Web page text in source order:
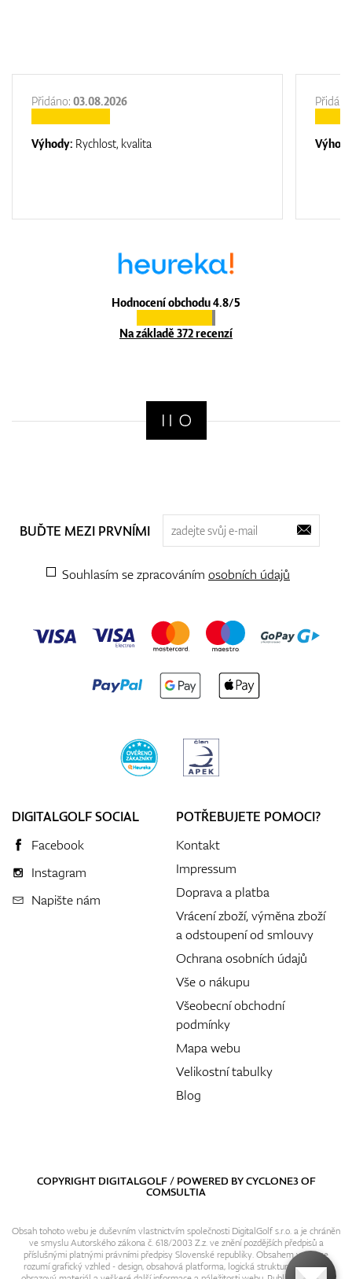
Hodnocení obchodu 4.8/5
Na základě 372 recenzí
Přidáno: 03.08.2026
Výhody: Rychlost, kvalita
BUĎTE MEZI PRVNÍMI
Souhlasím se zpracováním osobních údajů
DIGITALGOLF SOCIAL
Facebook
Instagram
Napište nám
POTŘEBUJETE POMOCI?
Kontakt
Impressum
Doprava a platba
Vrácení zboží, výměna zboží
a odstoupení od smlouvy
Ochrana osobních údajů
Vše o nákupu
Všeobecní obchodní
podmínky
Mapa webu
Velikostní tabulky
Blog
COPYRIGHT DIGITALGOLF / POWERED BYCYCLONE3OF
COMSULTIA
Obsah tohoto webu je duševním vlastnictvím společnosti DigitalGolf s.r.o. a je chráněn
ve smyslu Autorského zákona č. 618/2003 Z.z. ve znění pozdějších předpisů a
příslušnými platnými právními předpisy Slovenské republiky. Obsahem webu se
rozumí grafický vzhled - design, obsahová platforma, logická struktura, textový i